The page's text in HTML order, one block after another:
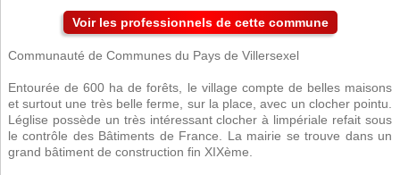
Voir les professionnels de cette commune
Communauté de Communes du Pays de Villersexel
Entourée de 600 ha de forêts, le village compte de belles maisons
et surtout une très belle ferme, sur la place, avec un clocher pointu.
Léglise possède un très intéressant clocher à limpériale refait sous
le contrôle des Bâtiments de France. La mairie se trouve dans un
grand bâtiment de construction fin XIXème.